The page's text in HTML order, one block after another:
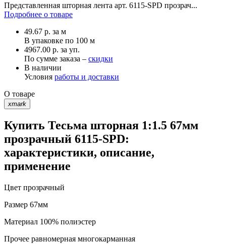
Представленная шторная лента арт. 6115-SPD прозрач...
Подробнее о товаре
49.67 р. за м
В упаковке по 100 м
4967.00 р. за уп.
По сумме заказа – скидки
В наличии
Условия работы и доставки
О товаре
xmark
Купить Тесьма шторная 1:1.5 67мм
прозрачный 6115-SPD:
характеристики, описание,
применение
Цвет прозрачный
Размер 67мм
Материал 100% полиэстер
Прочее равномерная многокарманная